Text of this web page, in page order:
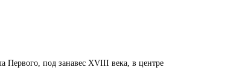
Первого, под занавес XVIII века, в центре